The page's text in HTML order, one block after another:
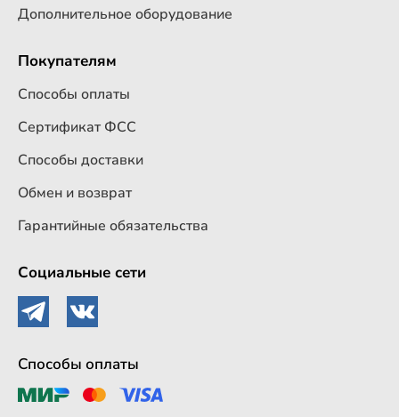
Дополнительное оборудование
Покупателям
Способы оплаты
Сертификат ФСС
Способы доставки
Обмен и возврат
Гарантийные обязательства
Социальные сети
Способы оплаты